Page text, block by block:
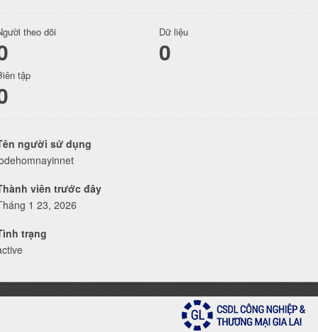
theo dõi Dữ liệu
0
tập
người sử dụng
viên trước đây
1 23, 2026
trạng